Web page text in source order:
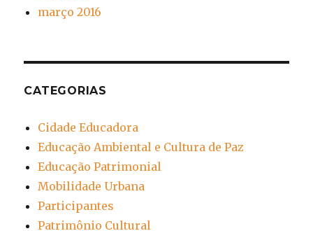
março 2016
CATEGORIAS
Cidade Educadora
Educação Ambiental e Cultura de Paz
Educação Patrimonial
Mobilidade Urbana
Participantes
Patrimônio Cultural